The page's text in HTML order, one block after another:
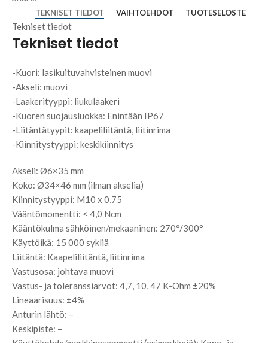
TEKNISET TIEDOT VAIHTOEHDOT TUOTESELOSTE
Tekniset tiedot
Tekniset tiedot
-Kuori: lasikuituvahvisteinen muovi
-Akseli: muovi
-Laakerityyppi: liukulaakeri
-Kuoren suojausluokka: Enintään IP67
-Liitäntätyypit: kaapeliliitäntä, liitinrima
-Kiinnitystyyppi: keskikiinnitys
Akseli: Ø6×35 mm
Koko: Ø34×46 mm (ilman akselia)
Kiinnitystyyppi: M10 x 0,75
Vääntömomentti: < 4,0 Ncm
Kääntökulma sähköinen/mekaaninen: 270°/300°
Käyttöikä: 15 000 sykliä
Liitäntä: Kaapeliliitäntä, liitinrima
Vastusosa: johtava muovi
Vastus- ja toleranssiarvot: 4,7, 10, 47 K-Ohm ±20%
Lineaarisuus: ±4%
Anturin lähtö: –
Keskipiste: –